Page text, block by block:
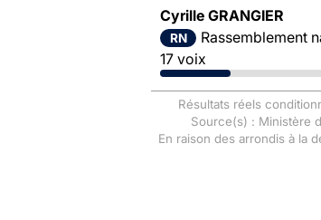
Cyrille GRANGIER
RN
Rassemblement
17 voix
Résultats réels
Source(s) : Ministère
En raison des arrondis à la